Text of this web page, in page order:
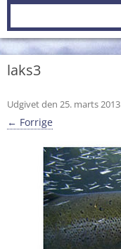
Søg
laks3
Udgivet den 25. marts 2013
← Forrige